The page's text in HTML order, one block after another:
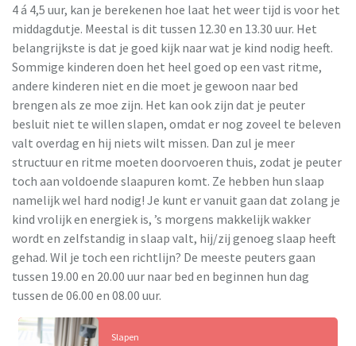
4 á 4,5 uur, kan je berekenen hoe laat het weer tijd is voor het
middagdutje. Meestal is dit tussen 12.30 en 13.30 uur. Het
belangrijkste is dat je goed kijk naar wat je kind nodig heeft.
Sommige kinderen doen het heel goed op een vast ritme,
andere kinderen niet en die moet je gewoon naar bed
brengen als ze moe zijn. Het kan ook zijn dat je peuter
besluit niet te willen slapen, omdat er nog zoveel te beleven
valt overdag en hij niets wilt missen. Dan zul je meer
structuur en ritme moeten doorvoeren thuis, zodat je peuter
toch aan voldoende slaapuren komt. Ze hebben hun slaap
namelijk wel hard nodig! Je kunt er vanuit gaan dat zolang je
kind vrolijk en energiek is, ’s morgens makkelijk wakker
wordt en zelfstandig in slaap valt, hij/zij genoeg slaap heeft
gehad. Wil je toch een richtlijn? De meeste peuters gaan
tussen 19.00 en 20.00 uur naar bed en beginnen hun dag
tussen de 06.00 en 08.00 uur.
Slapen